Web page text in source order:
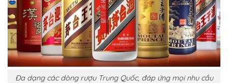
Đa dạng các dòng rượu Trung Quốc, đáp ứng mọi nhu cầu